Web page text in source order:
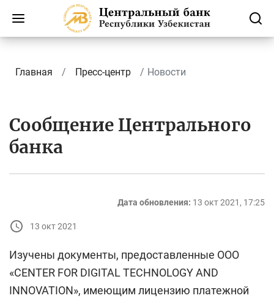
Главная Пресс-центр Новости
Сообщение Центрального
банка
Дата обновления: 13 окт 2021, 17:25
13 окт 2021
Изучены документы, предоставленные ООО
«CENTER FOR DIGITAL TECHNOLOGY AND
INNOVATION», имеющим лицензию платежной